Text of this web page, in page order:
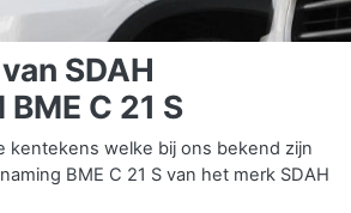
SDAH
BME C 21 S
kentekens welke bij ons bekend zijn
BME C 21 S van het merk SDAH